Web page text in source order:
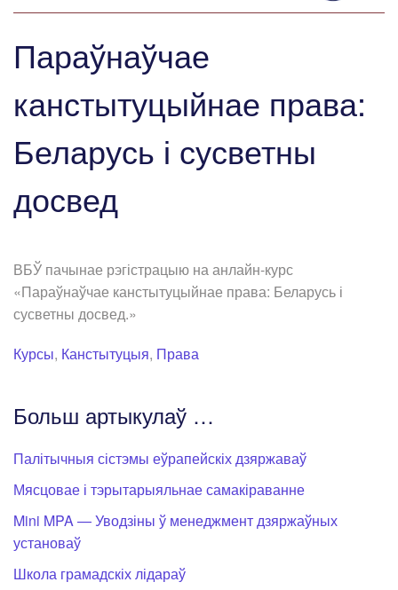
Параўнаўчае
канстытуцыйнае права:
Беларусь і сусветны
досвед
ВБЎ пачынае рэгістрацыю на анлайн-курс
«Параўнаўчае канстытуцыйнае права: Беларусь і
сусветны досвед.»
Курсы, Канстытуцыя, Права
Больш артыкулаў …
Палітычныя сістэмы еўрапейскіх дзяржаваў
Мясцовае і тэрытарыяльнае самакіраванне
Mini MPA — Уводзіны ў менеджмент дзяржаўных
установаў
Школа грамадскіх лідараў